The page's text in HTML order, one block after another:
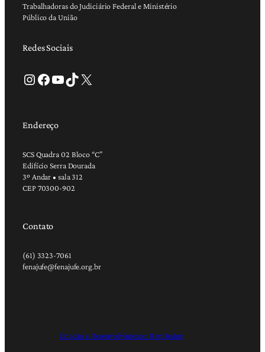
Trabalhadoras do Judiciário Federal e Ministério
Público da União
Redes Sociais
Instagram Facebook Youtube TikTok X
Endereço
SCS Quadra 02 Bloco “C”
Edifício Serra Dourada
3º Andar • sala 312
CEP 70300-902
Contato
(61) 3323-7061
fenajufe@fenajufe.org.br
Criação e Desenvolvimento: RapDesign